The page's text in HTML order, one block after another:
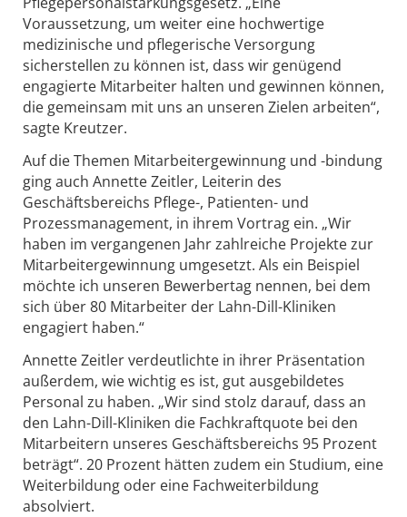
Voraussetzung, um weiter eine hochwertige
medizinische und pflegerische Versorgung
sicherstellen zu können ist, dass wir genügend
engagierte Mitarbeiter halten und gewinnen können,
die gemeinsam mit uns an unseren Zielen arbeiten“,
sagte Kreutzer.
Auf die Themen Mitarbeitergewinnung und -bindung
ging auch Annette Zeitler, Leiterin des
Geschäftsbereichs Pflege-, Patienten- und
Prozessmanagement, in ihrem Vortrag ein. „Wir
haben im vergangenen Jahr zahlreiche Projekte zur
Mitarbeitergewinnung umgesetzt. Als ein Beispiel
möchte ich unseren Bewerbertag nennen, bei dem
sich über 80 Mitarbeiter der Lahn-Dill-Kliniken
engagiert haben.“
Annette Zeitler verdeutlichte in ihrer Präsentation
außerdem, wie wichtig es ist, gut ausgebildetes
Personal zu haben. „Wir sind stolz darauf, dass an
den Lahn-Dill-Kliniken die Fachkraftquote bei den
Mitarbeitern unseres Geschäftsbereichs 95 Prozent
beträgt“. 20 Prozent hätten zudem ein Studium, eine
Weiterbildung oder eine Fachweiterbildung
absolviert.